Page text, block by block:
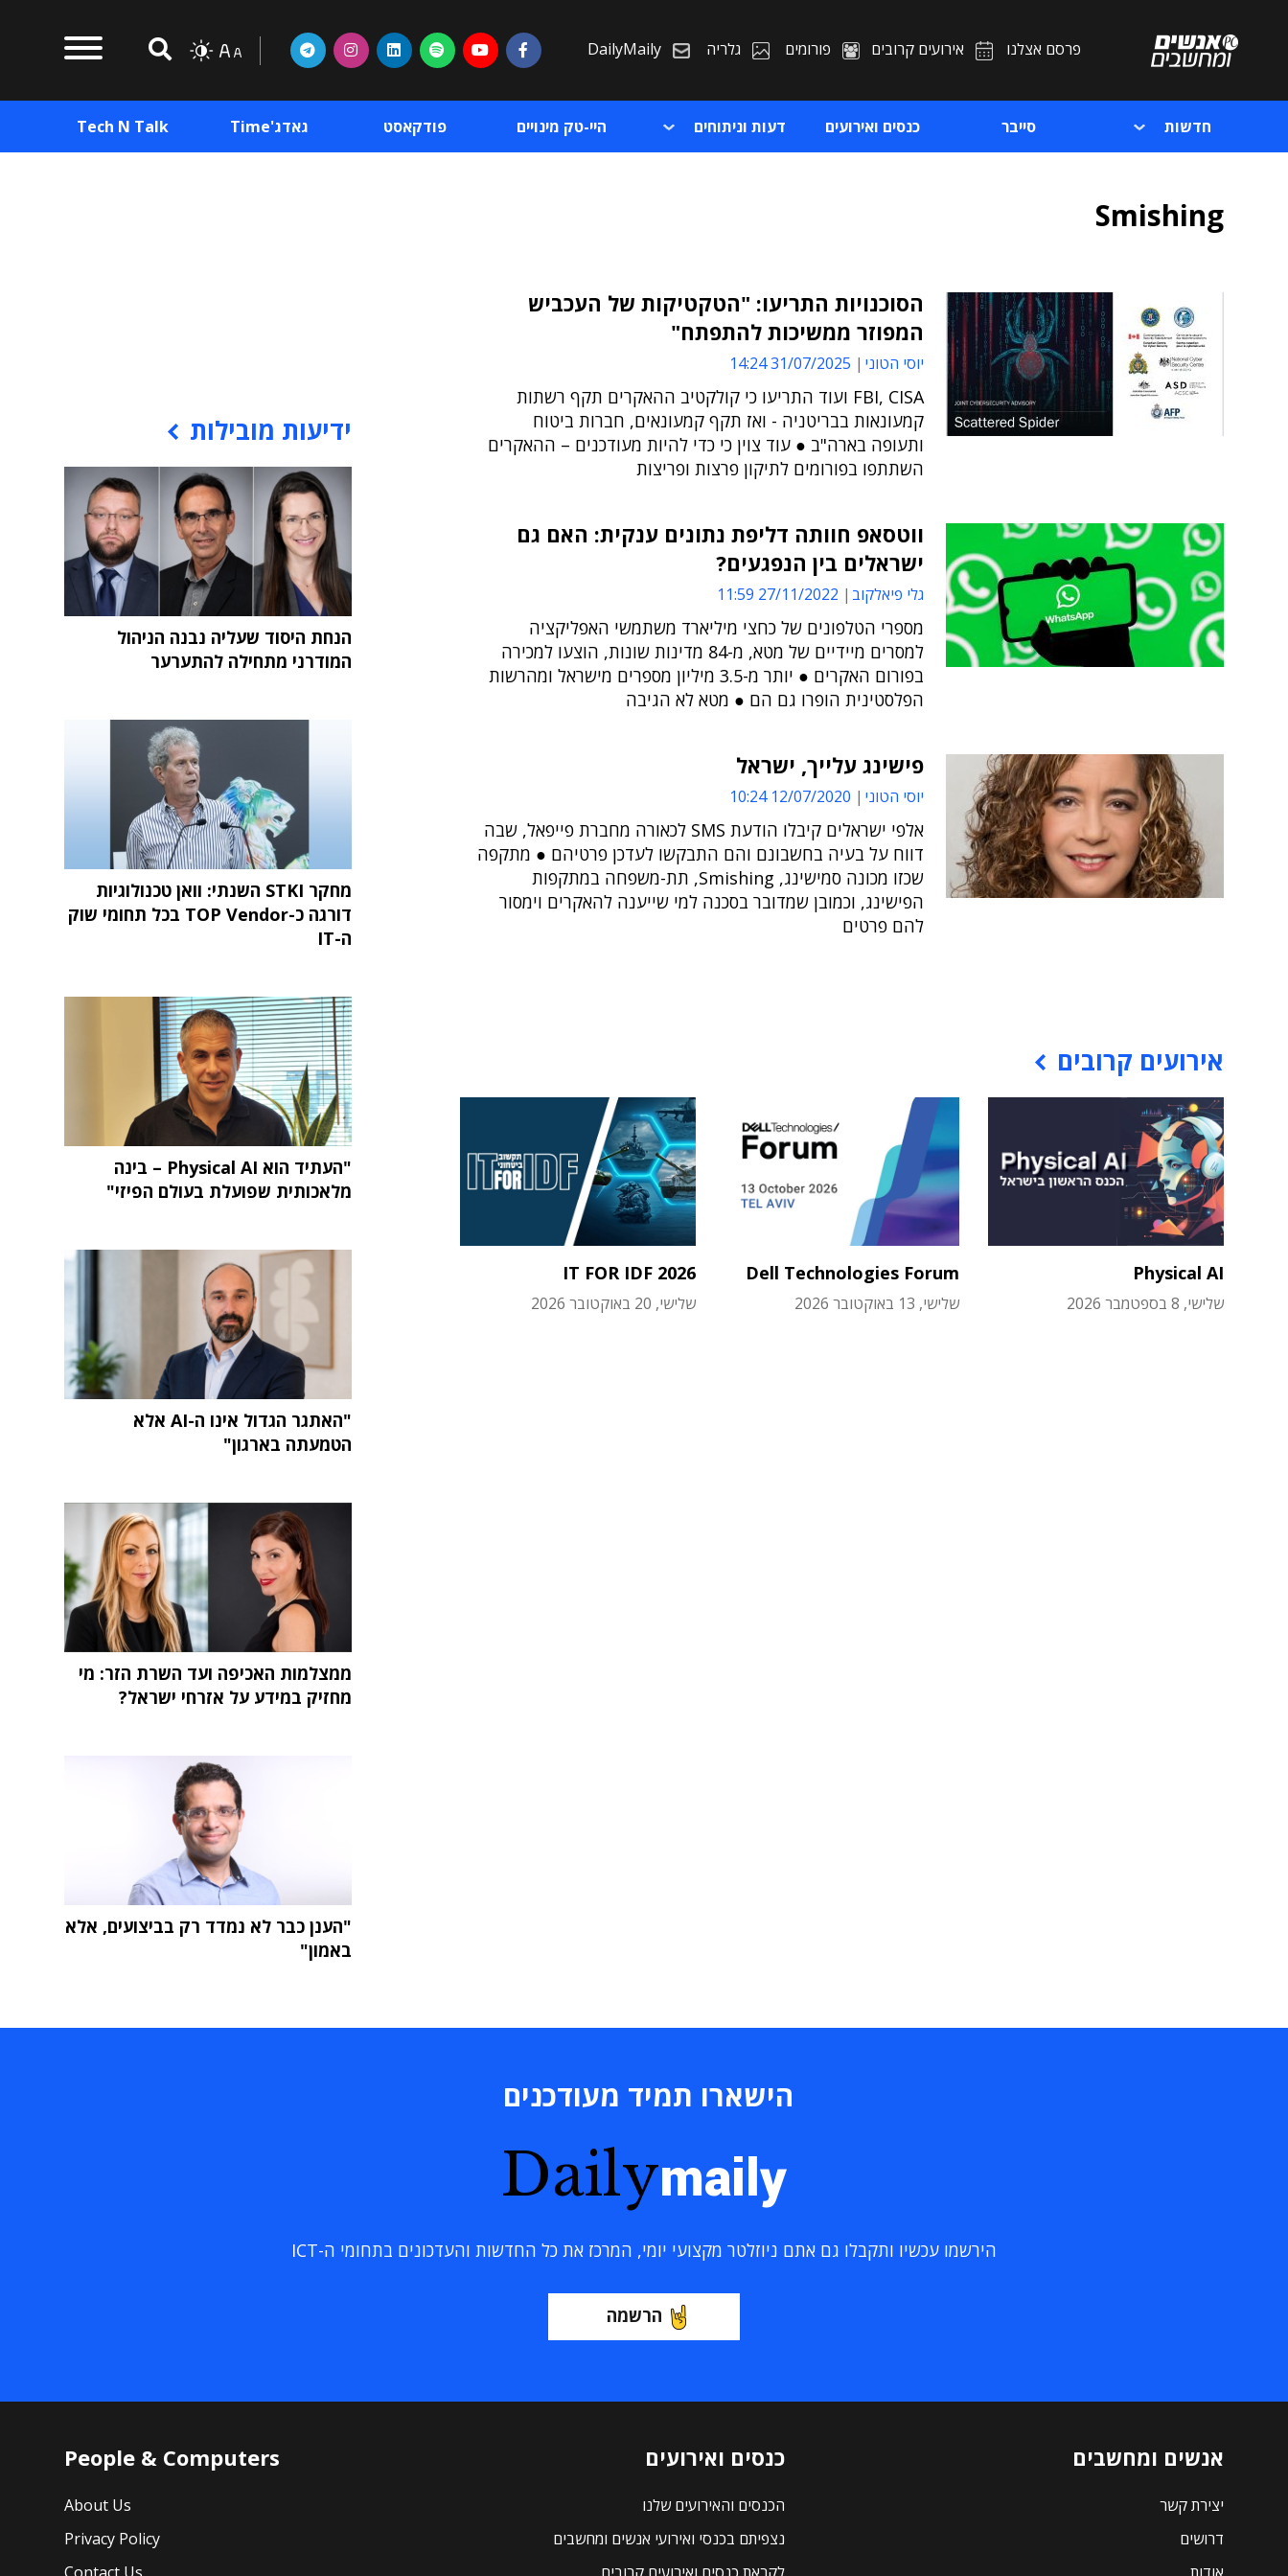
פרסם אצלנו אירועים קרובים פורומים גלריה DailyMaily
חדשות סייבר כנסים ואירועים דעות וניתוחים היי-טק מינויים פודקאסט גאדג'Time Tech N Talk
Smishing
הסוכנויות התריעו: "הטקטיקות של העכביש
המפוזר ממשיכות להתפתח"
יוסי הטוני 31/07/2025 14:24
FBI, CISA ועוד התריעו כי קולקטיב ההאקרים תקף רשתות
קמעונאות בבריטניה - ואז תקף קמעונאים, חברות ביטוח
ותעופה בארה"ב ● עוד צוין כי כדי להיות מעודכנים – ההאקרים
השתתפו בפורומים לתיקון פרצות ופריצות
ווטסאפ חוותה דליפת נתונים ענקית: האם גם
ישראלים בין הנפגעים?
גלי פיאלקוב 27/11/2022 11:59
מספרי הטלפונים של כחצי מיליארד משתמשי האפליקציה
למסרים מיידיים של מטא, מ-84 מדינות שונות, הוצעו למכירה
בפורום האקרים ● יותר מ-3.5 מיליון מספרים מישראל ומהרשות
הפלסטינית הופרו גם הם ● מטא לא הגיבה
פישינג עלייך, ישראל
יוסי הטוני 12/07/2020 10:24
אלפי ישראלים קיבלו הודעת SMS לכאורה מחברת פייפאל, שבה
דווח על בעיה בחשבונם והם התבקשו לעדכן פרטיהם ● מתקפה
שכזו מכונה סמישינג, Smishing, תת-משפחה במתקפות
הפישינג, וכמובן שמדובר בסכנה למי שייענה להאקרים וימסור
להם פרטים
אירועים קרובים
Physical AI
שלישי, 8 בספטמבר 2026
Dell Technologies Forum
שלישי, 13 באוקטובר 2026
IT FOR IDF 2026
שלישי, 20 באוקטובר 2026
ידיעות מובילות
הנחת היסוד שעליה נבנה הניהול
המודרני מתחילה להתערער
מחקר STKI השנתי: וואן טכנולוגיות
דורגה כ-TOP Vendor בכל תחומי שוק
ה-IT
"העתיד הוא Physical AI – בינה
מלאכותית שפועלת בעולם הפיזי"
"האתגר הגדול אינו ה-AI אלא
הטמעתה בארגון"
ממצלמות האכיפה ועד השרת הזר: מי
מחזיק במידע על אזרחי ישראל?
"הענן כבר לא נמדד רק בביצועים, אלא
באמון"
הישארו תמיד מעודכנים
Dailymaily
הירשמו עכשיו ותקבלו גם אתם ניוזלטר מקצועי יומי, המרכז את כל החדשות והעדכונים בתחומי ה-ICT
הרשמה
אנשים ומחשבים
יצירת קשר
דרושים
כנסים ואירועים
הכנסים והאירועים שלנו
נצפיתם בכנסי ואירועי אנשים ומחשבים
People & Computers
About Us
Privacy Policy